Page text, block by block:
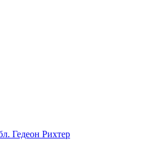
Гедеон Рихтер